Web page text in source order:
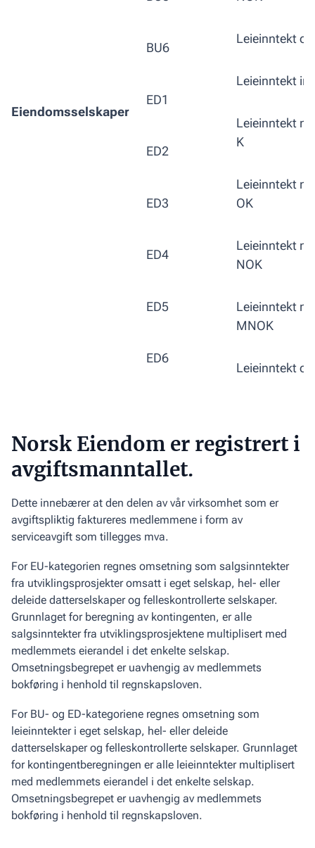
Eiendomsselskaper
BU6
ED1
ED2
ED3
ED4
ED5
ED6
Leieinntekt
Leieinntekt
Leieinntekt
K
Leieinntekt
OK
Leieinntekt
NOK
Leieinntekt
MNOK
Leieinntekt
Norsk Eiendom er registrert i
avgiftsmanntallet.
Dette innebærer at den delen av vår virksomhet som er
avgiftspliktig faktureres medlemmene i form av
serviceavgift som tillegges mva.
For EU-kategorien regnes omsetning som salgsinntekter
fra utviklings­prosjekter omsatt i eget selskap, hel- eller
deleide datterselskaper og felleskontrollerte selskaper.
Grunnlaget for beregning av kontingenten, er alle
salgsinntekter fra utviklings­prosjektene multiplisert med
medlem­mets eierandel i det enkelte selskap.
Omsetningsbegrepet er uavhengig av medlemmets
bokføring i henhold til regnskapsloven.​
For BU- og ED-kategoriene regnes omsetning som
leieinntekter i eget selskap, hel- eller deleide
datterselskaper og felles­kontrollerte selskaper. Grunnlaget
for kontingentberegningen er alle leieinntekter multiplisert
med medlemmets eier­andel i det enkelte selskap.
Omsetningsbegrepet er uavhengig av medlemmets
bokføring i henhold til regnskapsloven.​